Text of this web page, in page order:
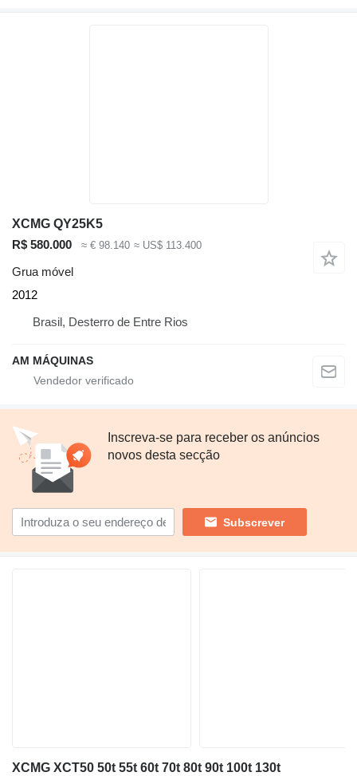
XCMG QY25K5
R$ 580.000
≈ € 98.140 ≈ US$ 113.400
Grua móvel
2012
Brasil, Desterro de Entre Rios
AM MÁQUINAS
Inscreva-se para receber os anúncios
novos desta secção
Subscrever
XCMG XCT50 50t 55t 60t 70t 80t 90t 100t 130t